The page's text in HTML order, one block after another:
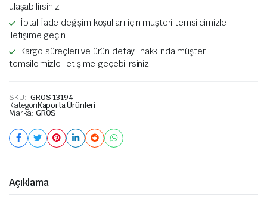
ulaşabilirsiniz
İptal İade değişim koşulları için müşteri temsilcimizle
iletişime geçin
Kargo süreçleri ve ürün detayı hakkında müşteri
temsilcimizle iletişime geçebilirsiniz.
SKU: GROS 13194
KategoriKaporta Ürünleri
Marka: GROS
Açıklama